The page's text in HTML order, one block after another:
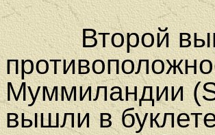
Второй
Муммиландии
вышли в